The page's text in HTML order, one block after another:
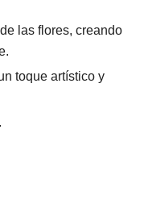
las flores, creando
toque artístico y